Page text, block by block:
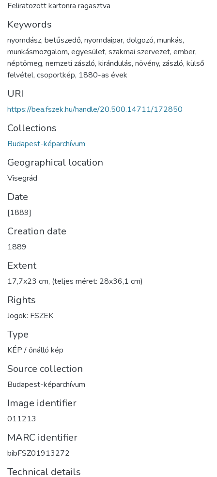
Feliratozott kartonra ragasztva
Keywords
nyomdász, betűszedő, nyomdaipar, dolgozó, munkás,
munkásmozgalom, egyesület, szakmai szervezet, ember,
néptömeg, nemzeti zászló, kirándulás, növény, zászló, külső
felvétel, csoportkép, 1880-as évek
URI
https://bea.fszek.hu/handle/20.500.14711/172850
Collections
Budapest-képarchívum
Geographical location
Visegrád
Date
[1889]
Creation date
1889
Extent
17,7x23 cm, (teljes méret: 28x36,1 cm)
Rights
Jogok: FSZEK
Type
KÉP / önálló kép
Source collection
Budapest-képarchívum
Image identifier
011213
MARC identifier
bibFSZ01913272
Technical details